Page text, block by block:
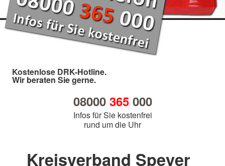
Kostenlose DRK-Hotline.
Wir beraten Sie gerne.
08000 365000
Infos für Sie kostenfrei
rund um die Uhr
Kreisverband Speyer